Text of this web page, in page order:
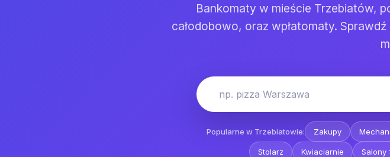
Bankomaty w mieście Trzebiatów,
całodobowo, oraz wpłatomaty.
np. pizza Warszawa
Popularne w Trzebiatowie: Zakupy
Stolarz Kwiaciarnie Salony